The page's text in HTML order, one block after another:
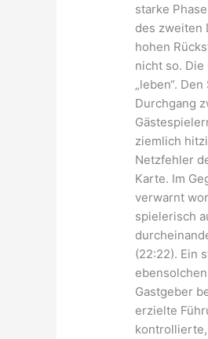
starke
des zweiten
hohen
nicht so.
„leben“.
Durchgang
ziemlich
Netzfehler
Karte. Im
verwarnt
spielerisch
(22:22). Ein
Gastgeber
erzielte